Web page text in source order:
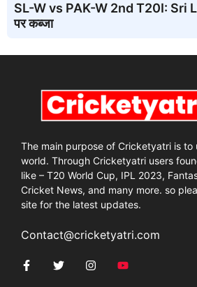
SL-W vs PAK-W 2nd T20I: Sri
पर कब्जा
The main purpose of Cricketyatri is
world. Through Cricketyatri users
like – T20 World Cup, IPL 2023,
Cricket News, and many more. so
site for the latest updates.
Contact@cricketyatri.com